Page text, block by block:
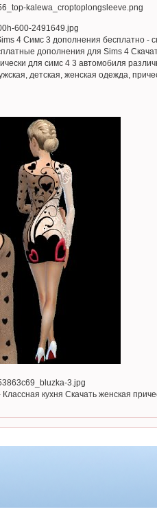
4 Симс 3 дополнения бесплатно -
дополнения для Sims 4
для симс 4 3 автомобиля
детская, женская одежда,
кухня Скачать женская